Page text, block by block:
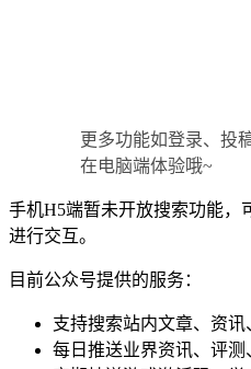
更多功能如登录、投
在电脑端体验哦~
手机H5端暂未开放搜索功能，
进行交互。
目前公众号提供的服务：
支持搜索站内文章、资讯
每日推送业界资讯、评测